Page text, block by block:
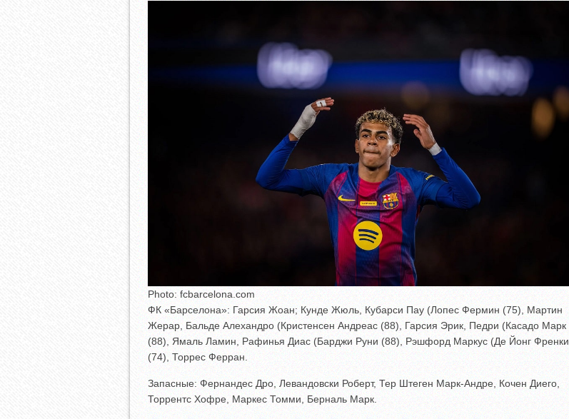
Photo: fcbarcelona.com
ФК «Барселона»: Гарсия Жоан; Кунде Жюль, Кубарси Пау (Лопес Фермин (75), Мартин
Жерар, Бальде Алехандро (Кристенсен Андреас (88), Гарсия Эрик, Педри (Касадо Марк
(88), Ямаль Ламин, Рафинья Диас (Барджи Руни (88), Рэшфорд Маркус (Де Йонг Френки
(74), Торрес Ферран.
Запасные: Фернандес Дро, Левандовски Роберт, Тер Штеген Марк-Андре, Кочен Диего,
Торрентс Хофре, Маркес Томми, Берналь Марк.